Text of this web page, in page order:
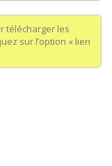
télécharger les
sur l’option « lien